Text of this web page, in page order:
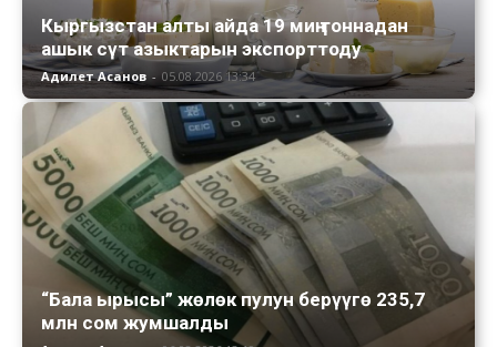
Кыргызстан алты айда 19 миң тоннадан
ашык сүт азыктарын экспорттоду
Адилет Асанов - 05.08.2026 13:34
“Бала ырысы” жөлөк пулун берүүгө 235,7
млн сом жумшалды